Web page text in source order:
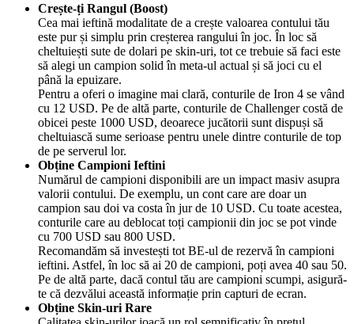
Crește-ți Rangul (Boost)
Cea mai ieftină modalitate de a crește valoarea contului tău
este pur și simplu prin creșterea rangului în joc. În loc să
cheltuiești sute de dolari pe skin-uri, tot ce trebuie să faci este
să alegi un campion solid în meta-ul actual și să joci cu el
până la epuizare.
Pentru a oferi o imagine mai clară, conturile de Iron 4 se vând
cu 12 USD. Pe de altă parte, conturile de Challenger costă de
obicei peste 1000 USD, deoarece jucătorii sunt dispuși să
cheltuiască sume serioase pentru unele dintre conturile de top
de pe serverul lor.
Obține Campioni Ieftini
Numărul de campioni disponibili are un impact masiv asupra
valorii contului. De exemplu, un cont care are doar un
campion sau doi va costa în jur de 10 USD. Cu toate acestea,
conturile care au deblocat toți campionii din joc se pot vinde
cu 700 USD sau 800 USD.
Recomandăm să investești tot BE-ul de rezervă în campioni
ieftini. Astfel, în loc să ai 20 de campioni, poți avea 40 sau 50.
Pe de altă parte, dacă contul tău are campioni scumpi, asigură-
te că dezvălui această informație prin capturi de ecran.
Obține Skin-uri Rare